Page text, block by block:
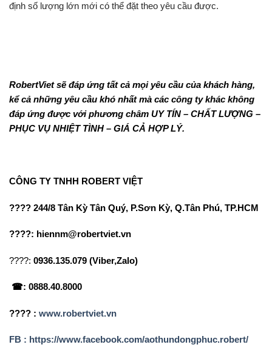
định số lượng lớn mới có thể đặt theo yêu cầu được.
RobertViet sẽ đáp ứng tất cả mọi yêu cầu của khách hàng,
kể cả những yêu cầu khó nhất mà các công ty khác không
đáp ứng được với phương châm UY TÍN – CHẤT LƯỢNG –
PHỤC VỤ NHIỆT TÌNH – GIÁ CẢ HỢP LÝ.
CÔNG TY TNHH ROBERT VIỆT
???? 244/8 Tân Kỳ Tân Quý, P.Sơn Kỳ, Q.Tân Phú, TP.HCM
????: hiennm@robertviet.vn
????: 0936.135.079 (Viber,Zalo)
☎: 0888.40.8000
???? : www.robertviet.vn
FB : https://www.facebook.com/aothundongphuc.robert/